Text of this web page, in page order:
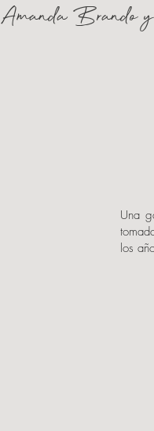
Amanda Brando
Una
los